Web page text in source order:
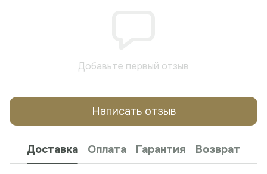
Добавьте первый отзыв
Написать отзыв
Доставка Оплата Гарантия Возврат